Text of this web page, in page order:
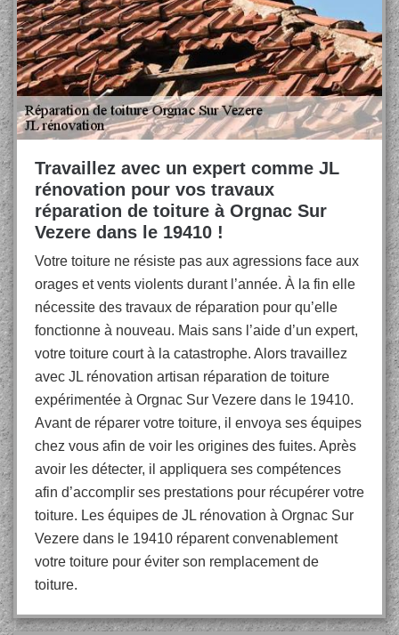
Travaillez avec un expert comme JL
rénovation pour vos travaux
réparation de toiture à Orgnac Sur
Vezere dans le 19410 !
Votre toiture ne résiste pas aux agressions face aux
orages et vents violents durant l’année. À la fin elle
nécessite des travaux de réparation pour qu’elle
fonctionne à nouveau. Mais sans l’aide d’un expert,
votre toiture court à la catastrophe. Alors travaillez
avec JL rénovation artisan réparation de toiture
expérimentée à Orgnac Sur Vezere dans le 19410.
Avant de réparer votre toiture, il envoya ses équipes
chez vous afin de voir les origines des fuites. Après
avoir les détecter, il appliquera ses compétences
afin d’accomplir ses prestations pour récupérer votre
toiture. Les équipes de JL rénovation à Orgnac Sur
Vezere dans le 19410 réparent convenablement
votre toiture pour éviter son remplacement de
toiture.